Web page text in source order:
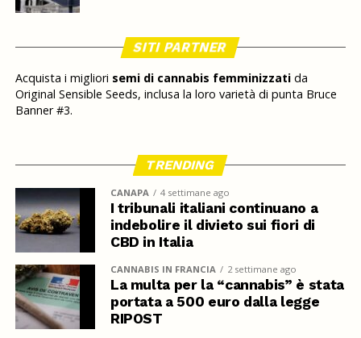
SITI PARTNER
Acquista i migliori semi di cannabis femminizzatida
Original Sensible Seeds, inclusa la loro varietà di punta Bruce
Banner #3.
TRENDING
CANAPA 4 settimane ago
I tribunali italiani continuano a
indebolire il divieto sui fiori di
CBD in Italia
CANNABIS IN FRANCIA 2 settimane ago
La multa per la “cannabis” è stata
portata a 500 euro dalla legge
RIPOST